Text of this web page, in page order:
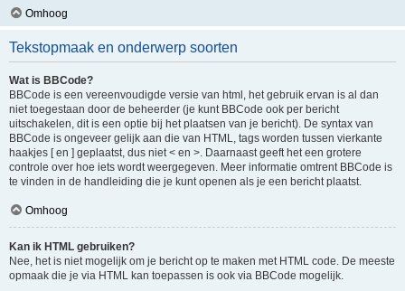
Omhoog
Tekstopmaak en onderwerp soorten
Wat is BBCode?
BBCode is een vereenvoudigde versie van html, het gebruik ervan is al dan
niet toegestaan door de beheerder (je kunt BBCode ook per bericht
uitschakelen, dit is een optie bij het plaatsen van je bericht). De syntax van
BBCode is ongeveer gelijk aan die van HTML, tags worden tussen vierkante
haakjes [ en ] geplaatst, dus niet < en >. Daarnaast geeft het een grotere
controle over hoe iets wordt weergegeven. Meer informatie omtrent BBCode is
te vinden in de handleiding die je kunt openen als je een bericht plaatst.
Omhoog
Kan ik HTML gebruiken?
Nee, het is niet mogelijk om je bericht op te maken met HTML code. De meeste
opmaak die je via HTML kan toepassen is ook via BBCode mogelijk.